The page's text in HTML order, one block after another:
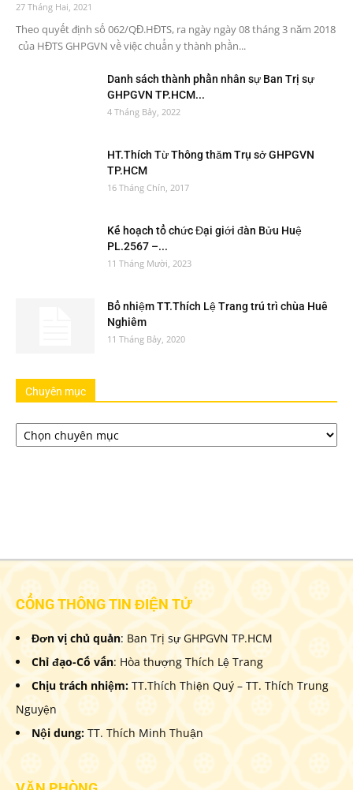
27 Tháng Hai, 2021
Theo quyết định số 062/QĐ.HĐTS, ra ngày ngày 08 tháng 3 năm 2018
của HĐTS GHPGVN về việc chuẩn y thành phần...
Danh sách thành phần nhân sự Ban Trị sự
GHPGVN TP.HCM...
4 Tháng Bảy, 2022
HT.Thích Từ Thông thăm Trụ sở GHPGVN
TP.HCM
16 Tháng Chín, 2017
Kế hoạch tổ chức Đại giới đàn Bửu Huệ
PL.2567 –...
11 Tháng Mười, 2023
Bổ nhiệm TT.Thích Lệ Trang trú trì chùa Huê
Nghiêm
11 Tháng Bảy, 2020
Chuyên mục
Chuyên
mục
CỔNG THÔNG TIN ĐIỆN TỬ
Đơn vị chủ quản: Ban Trị sự GHPGVN TP.HCM
Chỉ đạo-Cố vấn: Hòa thượng Thích Lệ Trang
Chịu trách nhiệm: TT.Thích Thiện Quý – TT. Thích Trung
Nguyện
Nội dung: TT. Thích Minh Thuận